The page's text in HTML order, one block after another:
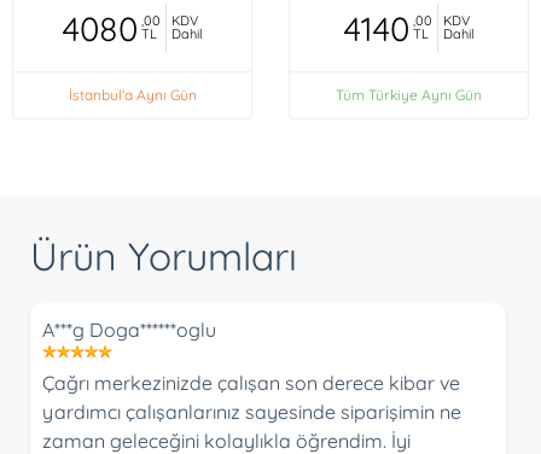
4080 ,00
TL
KDV
Dahil
İstanbul'a Aynı Gün
4140 ,00
TL
KDV
Dahil
Tüm Türkiye Aynı Gün
Ürün Yorumları
A***g Doga******oglu
Çağrı merkezinizde çalışan son derece kibar ve
yardımcı çalışanlarınız sayesinde siparişimin ne
zaman geleceğini kolaylıkla öğrendim. İyi